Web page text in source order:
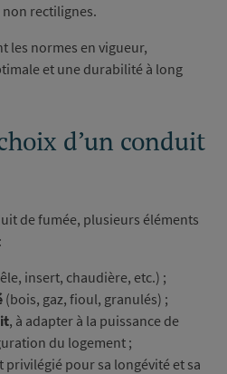
rectilignes.
les normes en vigueur,
et une durabilité à long
d’un conduit
de fumée, plusieurs éléments
insert, chaudière, etc.) ;
(bois, gaz, fioul, granulés) ;
, à adapter à la puissance de
du logement ;
privilégié pour sa longévité et sa